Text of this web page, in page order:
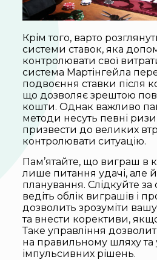
Крім того, варто
системи ставок, яка
контролювати свої
система Мартінгейла
подвоєння ставки після
що дозволяє зрештою
кошти. Однак важливо
методи несуть певні
призвести до великих
контролювати ситуацію.
Пам’ятайте, що виграш в
лише питання удачі, але й
планування. Слідкуйте
ведіть облік виграшів і
дозволить зрозуміти
та внести корективи,
Таке управління
на правильному шляху та
імпульсивних рішень.